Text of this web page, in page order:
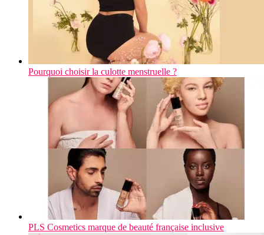
Pourquoi choisir la culotte menstruelle ?
PLS Cosmetics marque de beauté française inclusive